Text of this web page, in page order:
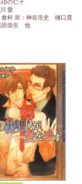
ゆの仁子
愛
倉科 崇：神谷浩史 樋口貴
田崇矢 他